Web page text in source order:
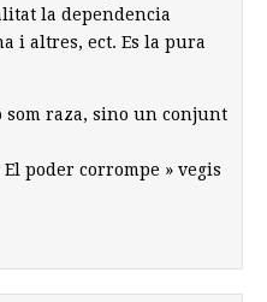
la dependencia
i altres, ect. Es la pura
som raza, sino un conjunt
poder corrompe » vegis